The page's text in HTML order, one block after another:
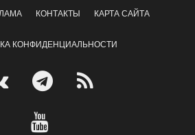
КОНТАКТЫ КАРТА САЙТА
КОНФИДЕНЦИАЛЬНОСТИ